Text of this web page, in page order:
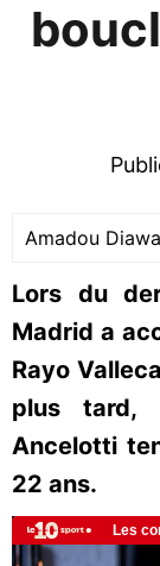
Amadou
Lors du
Madrid a
Rayo
plus tard,
Ancelotti
22 ans.